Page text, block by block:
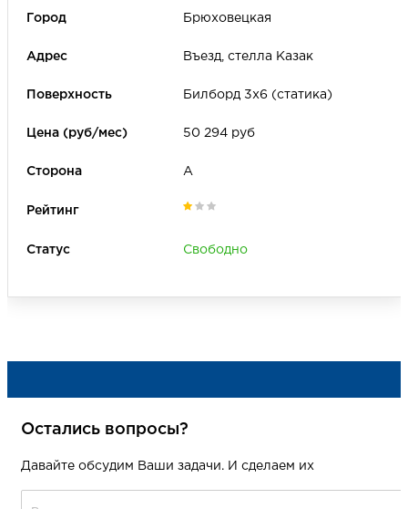
Брюховецкая
Въезд, стелла Казак
Билборд 3х6 (статика)
50 294 руб
А
Свободно
Остались вопросы?
Давайте обсудим Ваши задачи. И сделаем их